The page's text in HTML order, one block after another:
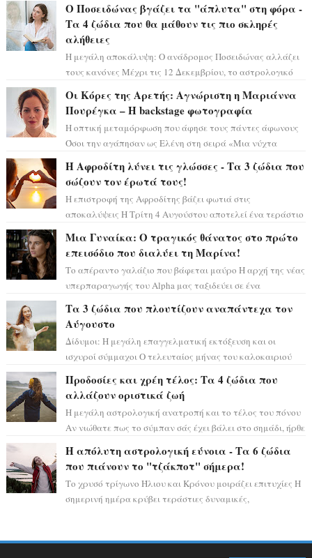
Ο Ποσειδώνας βγάζει τα "άπλυτα" στη φόρα -
Τα 4 ζώδια που θα μάθουν τις πιο σκληρές
αλήθειες
Η μεγάλη αποκάλυψη: Ο ανάδρομος Ποσειδώνας αλλάζει
τους κανόνες Μέχρι τις 12 Δεκεμβρίου, το αστρολογικό
Οι Κόρες της Αρετής: Αγνώριστη η Μαριάννα
Πουρέγκα – H backstage φωτογραφία
Η οπτική μεταμόρφωση που άφησε τους πάντες άφωνους
Όσοι την αγάπησαν ως Ελένη στη σειρά «Μια νύχτα
Η Αφροδίτη λύνει τις γλώσσες - Τα 3 ζώδια που
σώζουν τον έρωτά τους!
Η επιστροφή της Αφροδίτης βάζει φωτιά στις
αποκαλύψεις Η Τρίτη 4 Αυγούστου αποτελεί ένα τεράστιο
Μια Γυναίκα: Ο τραγικός θάνατος στο πρώτο
επεισόδιο που διαλύει τη Μαρίνα!
Το απέραντο γαλάζιο που βάφεται μαύρο Η αρχή της νέας
υπερπαραγωγής του Alpha μας ταξιδεύει σε ένα
Τα 3 ζώδια που πλουτίζουν αναπάντεχα τον
Αύγουστο
Δίδυμοι: Η μεγάλη επαγγελματική εκτόξευση και οι
ισχυροί σύμμαχοι Ο τελευταίος μήνας του καλοκαιριού
Προδοσίες και χρέη τέλος: Τα 4 ζώδια που
αλλάζουν οριστικά ζωή
Η μεγάλη αστρολογική ανατροπή και το τέλος του πόνου
Αν νιώθατε πως το σύμπαν σάς έχει βάλει στο σημάδι, ήρθε
Η απόλυτη αστρολογική εύνοια - Τα 6 ζώδια
που πιάνουν το "τζάκποτ" σήμερα!
Το χρυσό τρίγωνο Ήλιου και Κρόνου μοιράζει επιτυχίες Η
σημερινή ημέρα κρύβει τεράστιες δυναμικές,